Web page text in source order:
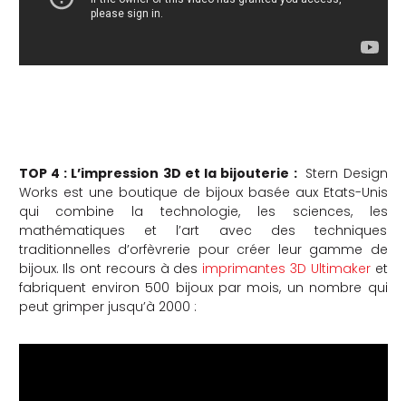
TOP 4 : L’impression 3D et la bijouterie : Stern Design
Works est une boutique de bijoux basée aux Etats-Unis
qui combine la technologie, les sciences, les
mathématiques et l’art avec des techniques
traditionnelles d’orfèvrerie pour créer leur gamme de
bijoux. Ils ont recours à des imprimantes 3D Ultimakeret
fabriquent environ 500 bijoux par mois, un nombre qui
peut grimper jusqu’à 2000 :